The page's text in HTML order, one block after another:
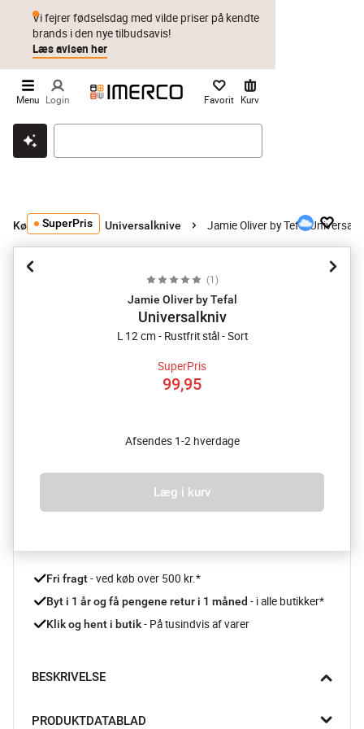
Klik & hent Byt i 1 år Prismatch
Vi fejrer fødselsdag med vilde priser på kendte
brands i den nye tilbudsavis!
Læs avisen her
Menu Login Favorit Kurv
Køkkenknive Universalknive Jamie Oliver by Tefal
SuperPris
(1 )
Jamie Oliver by Tefal
Universalkniv
L 12 cm - Rustfrit stål - Sort
SuperPris
99,95
Afsendes 1-2 hverdage
Læg i kurv
Fri fragt - ved køb over 500 kr.*
Byt i 1 år og få pengene retur i 1 måned - i alle butikker*
Klik og hent i butik - På tusindvis af varer
BESKRIVELSE
andet end bare grøntsager. Brug den til at skære frugt til
PRODUKTDATABLAD